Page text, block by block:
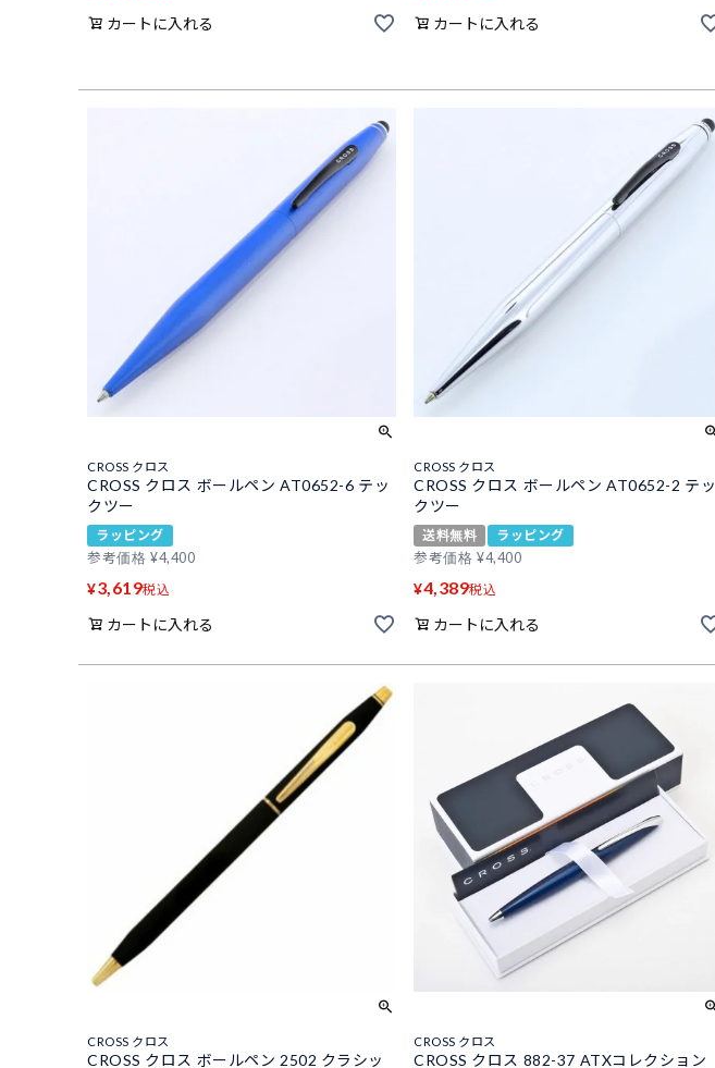
カートに入れる カートに入れる
CROSS クロス
CROSS クロス ボールペン AT0652-6 テッ
クツー
ラッピング
参考価格 ¥4,400
¥3,619税込
カートに入れる
CROSS クロス
CROSS クロス ボールペン AT0652-2 テッ
クツー
送料無料
ラッピング
参考価格 ¥4,400
¥4,389税込
カートに入れる
CROSS クロス
CROSS クロス ボールペン 2502 クラシッ
CROSS クロス
CROSS クロス 882-37 ATXコレクション